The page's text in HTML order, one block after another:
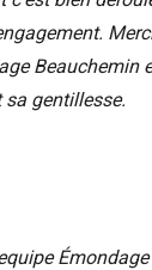
Beauchemin
sa gentillesse.
Émondage